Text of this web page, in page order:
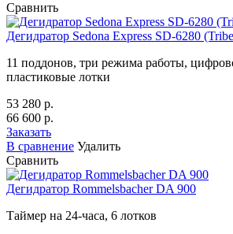
Сравнить
Дегидратор Sedona Express SD-6280
11 поддонов, три режима работы,
пластиковые лотки
53 280 р.
66 600 р.
Заказать
В сравнение Удалить
Сравнить
Дегидратор Rommelsbacher DA 900
Таймер на 24-часа, 6 лотков